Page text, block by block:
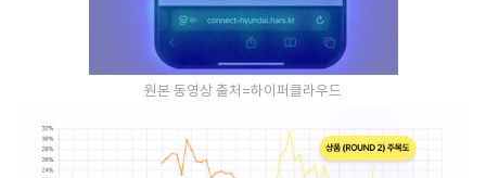
원본 동영상 출처=하이퍼클라우드